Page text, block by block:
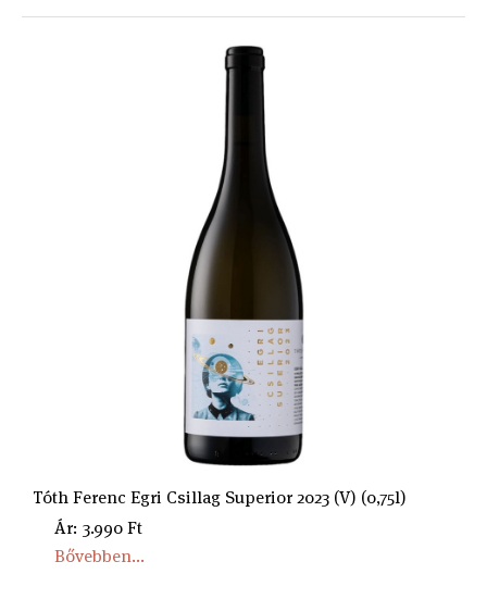
Tóth Ferenc Egri Csillag Superior 2023 (V) (0,75l)
Ár: 3.990 Ft
Bővebben...